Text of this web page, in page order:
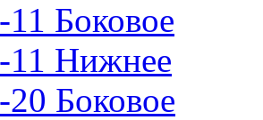
Боковое
11 Нижнее
Боковое